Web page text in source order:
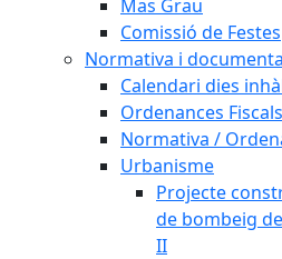
Mas Grau
Comissió de Festes
Normativa i
Calendari dies
Ordenances Fiscals
Normativa /
Urbanisme
Projecte
de bombeig
II